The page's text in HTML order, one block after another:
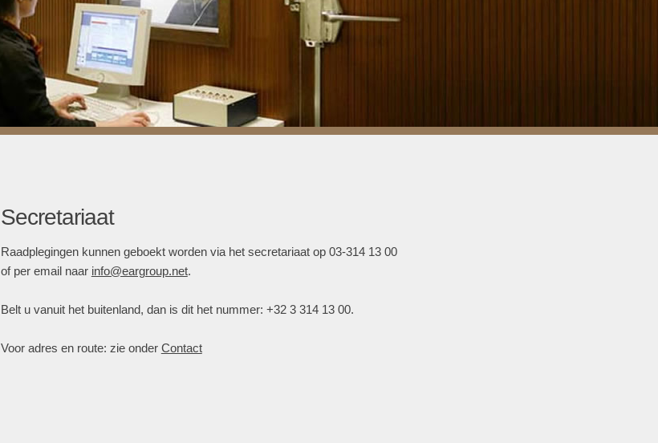
Secretariaat
Raadplegingen kunnen geboekt worden via het secretariaat op 03-314 13 00
of per email naar info@eargroup.net.
Belt u vanuit het buitenland, dan is dit het nummer: +32 3 314 13 00.
Voor adres en route: zie onder Contact